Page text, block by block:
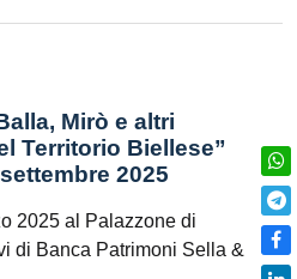
Mirò e altri
Territorio Biellese”
2025
2025 al Palazzone di
di Banca Patrimoni Sella &